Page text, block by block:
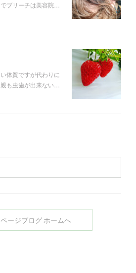
ブリーチは美容院…
体質ですが代わりに
も虫歯が出来ない…
ージブログ ホームへ